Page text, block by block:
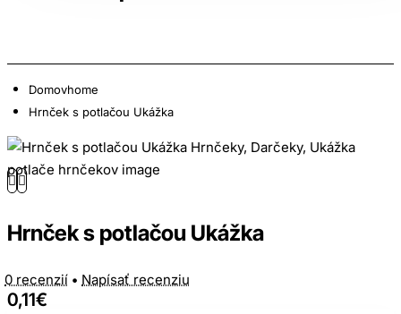
Domovhome
Hrnček s potlačou Ukážka
Hrnček s potlačou Ukážka
0 recenzií • Napísať recenziu
0,11€